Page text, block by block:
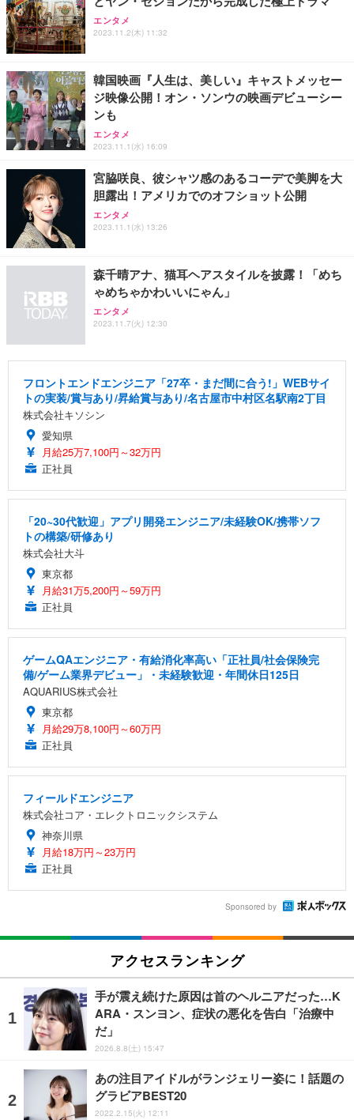
エンタメ
2023.11.2(木) 11:32
韓国映画『人生は、美しい』キャストメッセー
ジ映像公開！オン・ソンウの映画デビューシー
ンも
エンタメ
2023.11.1(水) 16:09
宮脇咲良、彼シャツ感のあるコーデで美脚を大
胆露出！アメリカでのオフショット公開
エンタメ
2023.11.1(水) 13:26
森千晴アナ、猫耳ヘアスタイルを披露！「めち
ゃめちゃかわいいにゃん」
エンタメ
2023.11.7(火) 12:30
フロントエンドエンジニア「27卒・まだ間に合う!」WEBサイ
トの実装/賞与あり/昇給賞与あり/名古屋市中村区名駅南2丁目
株式会社キソシン
愛知県
月給25万7,100円～32万円
正社員
「20~30代歓迎」アプリ開発エンジニア/未経験OK/携帯ソフ
トの構築/研修あり
株式会社大斗
東京都
月給31万5,200円～59万円
正社員
ゲームQAエンジニア・有給消化率高い「正社員/社会保険完
備/ゲーム業界デビュー」・未経験歓迎・年間休日125日
AQUARIUS株式会社
東京都
月給29万8,100円～60万円
正社員
フィールドエンジニア
株式会社コア・エレクトロニックシステム
神奈川県
月給18万円～23万円
正社員
Sponsored by
アクセスランキング
手が震え続けた原因は首のヘルニアだった…K
ARA・スンヨン、症状の悪化を告白「治療中
だ」
2026.8.8(土) 15:47
あの注目アイドルがランジェリー姿に！話題の
グラビアBEST20
2022.2.15(火) 12:11